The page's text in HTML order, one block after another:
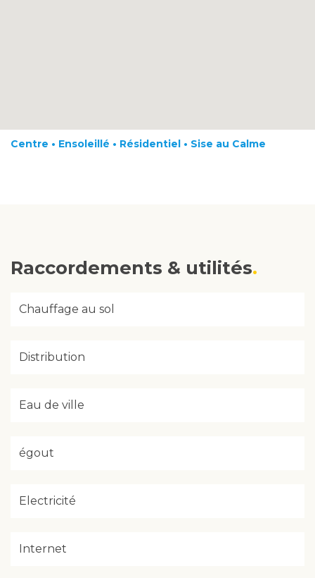
Centre • Ensoleillé • Résidentiel • Sise au Calme
Raccordements & utilités
Chauffage au sol
Distribution
Eau de ville
égout
Electricité
Internet